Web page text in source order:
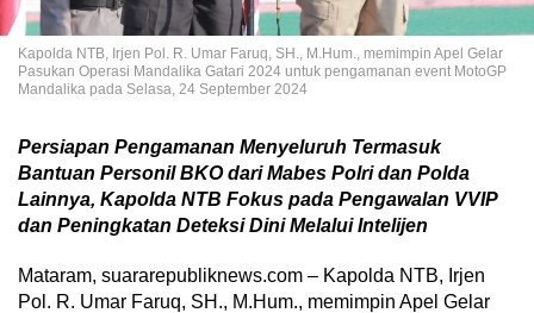
Kapolda NTB, Irjen Pol. R. Umar Faruq, SH., M.Hum., memimpin Apel Gelar
Pasukan Operasi Mandalika Gatari 2024 untuk pengamanan event MotoGP
Mandalika pada Selasa, 24 September 2024
Persiapan Pengamanan Menyeluruh Termasuk
Bantuan Personil BKO dari Mabes Polri dan Polda
Lainnya, Kapolda NTB Fokus pada Pengawalan VVIP
dan Peningkatan Deteksi Dini Melalui Intelijen
Mataram, suararepubliknews.com – Kapolda NTB, Irjen
Pol. R. Umar Faruq, SH., M.Hum., memimpin Apel Gelar